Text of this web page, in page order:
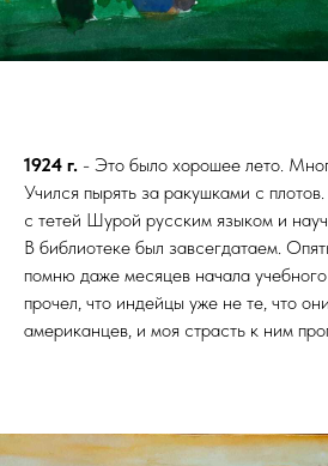
1924 г. - Это было хорошее лето.
Учился пырять за ракушками с
с тетей Шурой русским языком и
В библиотеке был завсегдатаем.
помню даже месяцев начала
прочел, что индейцы уже не те, что
американцев, и моя страсть к ним